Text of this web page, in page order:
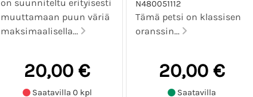
on suunniteltu erityisesti
muuttamaan puun väriä
maksimaalisella...
20,00 €
Saatavilla 0 kpl
N480051112
Tämä petsi on klassisen
oranssin...
20,00 €
Saatavilla